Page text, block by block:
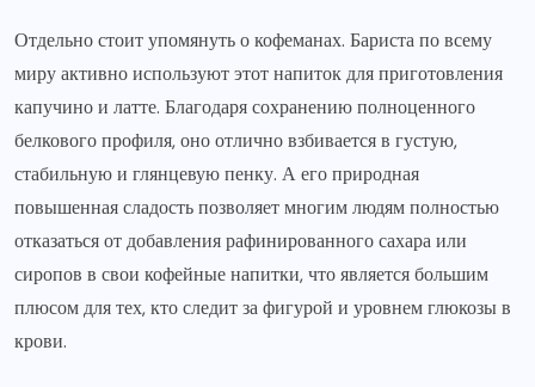
Отдельно стоит упомянуть о кофеманах. Бариста по всему
миру активно используют этот напиток для приготовления
капучино и латте. Благодаря сохранению полноценного
белкового профиля, оно отлично взбивается в густую,
стабильную и глянцевую пенку. А его природная
повышенная сладость позволяет многим людям полностью
отказаться от добавления рафинированного сахара или
сиропов в свои кофейные напитки, что является большим
плюсом для тех, кто следит за фигурой и уровнем глюкозы в
крови.